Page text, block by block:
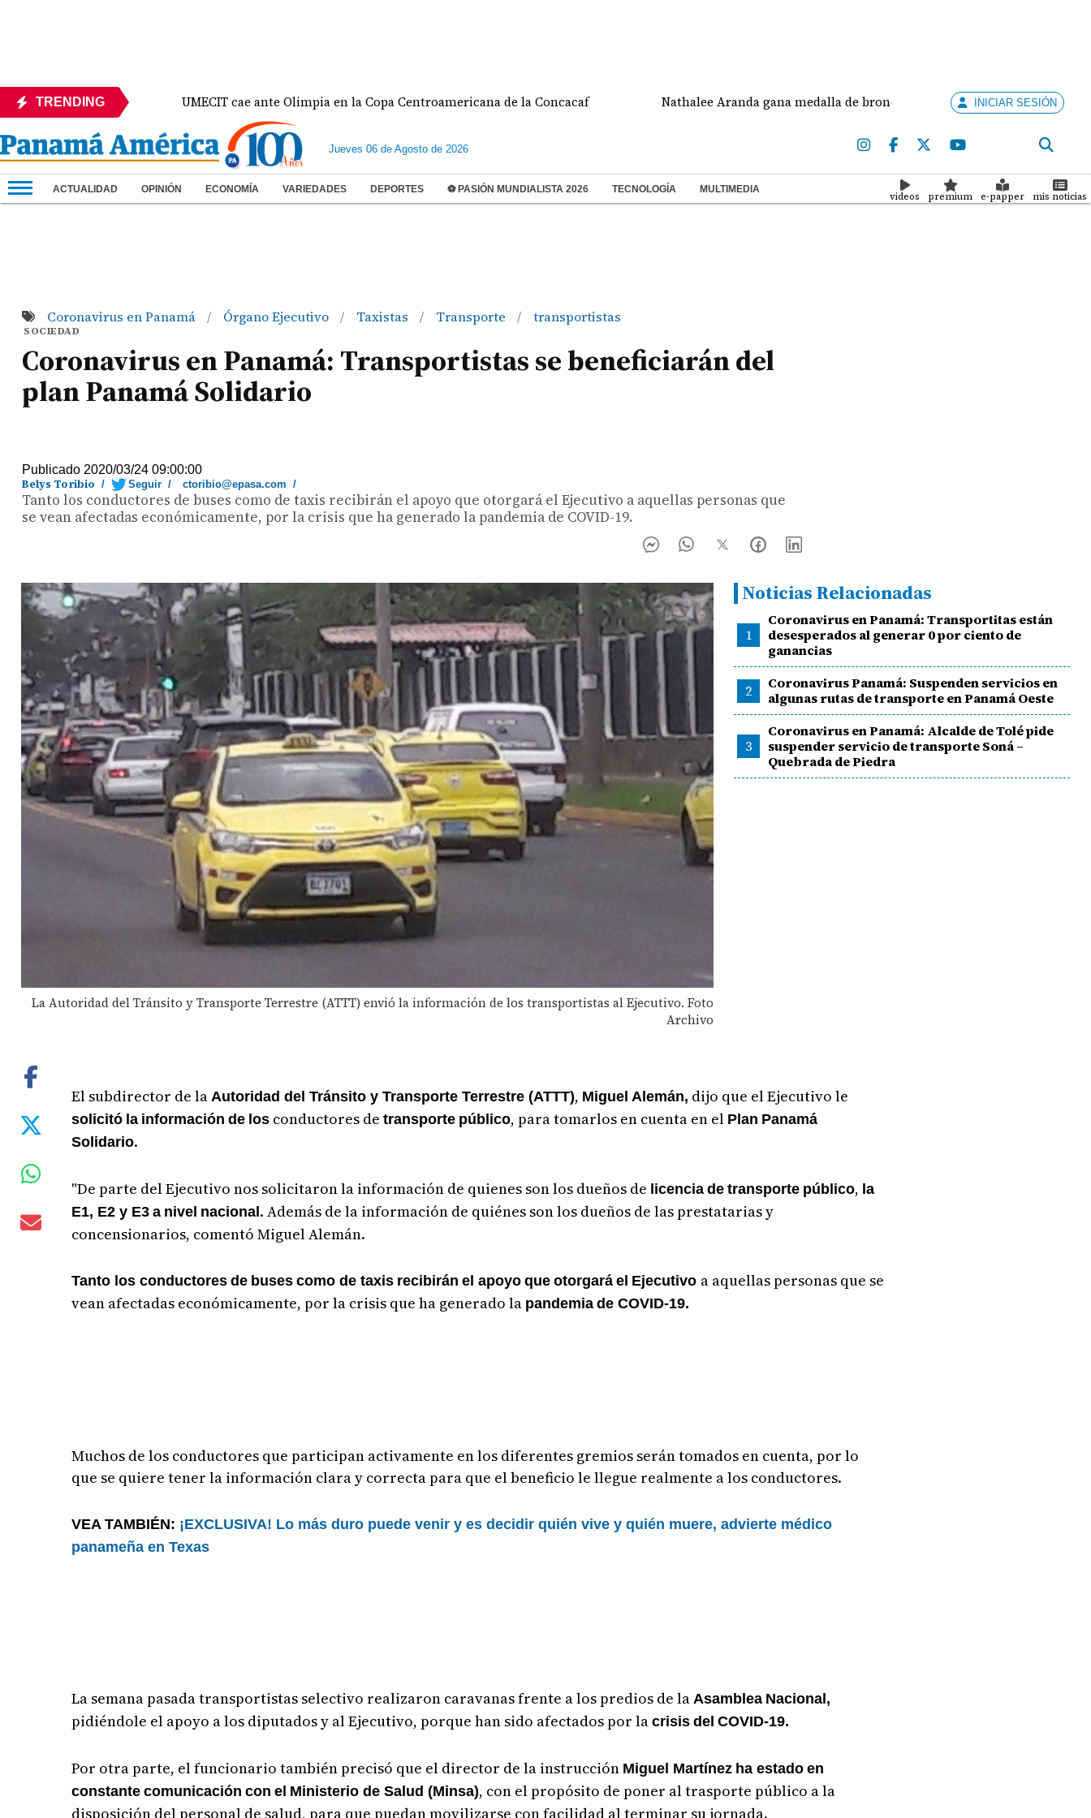
TRENDING
México UMECIT cae ante Olimpia en la Copa Centroamericana de la Concacaf Nathalee Aranda gana medalla de bronce en salto largo femeninoINICIAR SESIÓN
Jueves 06 de Agosto de 2026
ACTUALIDAD OPINIÓN ECONOMÍA VARIEDADES DEPORTES ⚽ PASIÓN MUNDIALISTA 2026 TECNOLOGÍA MULTIMEDIA
videos premium e-papper mis noticias
Coronavirus en Panamá / Órgano Ejecutivo / Taxistas / Transporte / transportistas
SOCIEDAD
Coronavirus en Panamá: Transportistas se beneficiarán del
plan Panamá Solidario
Publicado 2020/03/24 09:00:00
Belys Toribio / Seguir / ctoribio@epasa.com /
Tanto los conductores de buses como de taxis recibirán el apoyo que otorgará el Ejecutivo a aquellas personas que
se vean afectadas económicamente, por la crisis que ha generado la pandemia de COVID-19.
La Autoridad del Tránsito y Transporte Terrestre (ATTT) envió la información de los transportistas al Ejecutivo. Foto
Archivo
Noticias Relacionadas
1
Coronavirus en Panamá: Transportitas están
desesperados al generar 0 por ciento de
ganancias
2
Coronavirus Panamá: Suspenden servicios en
algunas rutas de transporte en Panamá Oeste
3
Coronavirus en Panamá: Alcalde de Tolé pide
suspender servicio de transporte Soná –
Quebrada de Piedra
El subdirector de laAutoridad del Tránsito y Transporte Terrestre (ATTT), Miguel Alemán, dijo que el Ejecutivo le
solicitó la información de los conductores detransporte público, para tomarlos en cuenta en el Plan Panamá
Solidario.
"De parte del Ejecutivo nos solicitaron la información de quienes son los dueños de licencia de transporte público, la
E1, E2 y E3 a nivel nacional . Además de la información de quiénes son los dueños de las prestatarias y
concensionarios, comentó Miguel Alemán.
Tanto los conductores de buses como de taxis recibirán el apoyo que otorgará el Ejecutivo a aquellas personas que se
vean afectadas económicamente, por la crisis que ha generado la pandemia de COVID-19.
Muchos de los conductores que participan activamente en los diferentes gremios serán tomados en cuenta, por lo
que se quiere tener la información clara y correcta para que el beneficio le llegue realmente a los conductores.
VEA TAMBIÉN: ¡EXCLUSIVA! Lo más duro puede venir y es decidir quién vive y quién muere, advierte médico
panameña en Texas
La semana pasada transportistas selectivo realizaron caravanas frente a los predios de laAsamblea Nacional,
pidiéndole el apoyo a los diputados y al Ejecutivo, porque han sido afectados por lacrisis del COVID-19.
Por otra parte, el funcionario también precisó que el director de la instrucción Miguel Martínez ha estado en
constante comunicación con el Ministerio de Salud (Minsa), con el propósito de poner al trasporte público a la
disposición del personal de salud, para que puedan movilizarse con facilidad al terminar su jornada.